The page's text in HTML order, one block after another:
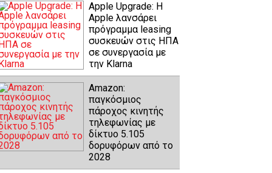
Apple Upgrade: Η
Apple λανσάρει
πρόγραμμα leasing
συσκευών στις ΗΠΑ
σε συνεργασία με
την Klarna
Amazon:
παγκόσμιος
πάροχος κινητής
τηλεφωνίας με
δίκτυο 5.105
δορυφόρων από το
2028